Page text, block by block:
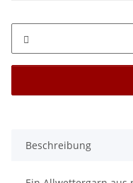
Beschreibung